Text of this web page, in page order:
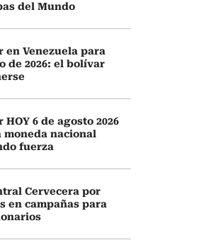
del Mundo
en Venezuela para
de 2026: el bolívar
6 de agosto 2026
moneda nacional
fuerza
Cervecera por
en campañas para